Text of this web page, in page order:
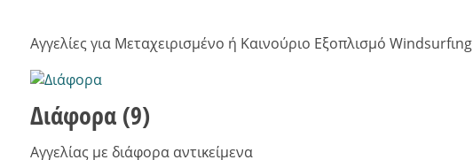
Αγγελίες για Μεταχειρισμένo ή Καινούριo Εξοπλισμό Windsurfιng
Διάφορα (9)
Αγγελίας με διάφορα αντικείμενα